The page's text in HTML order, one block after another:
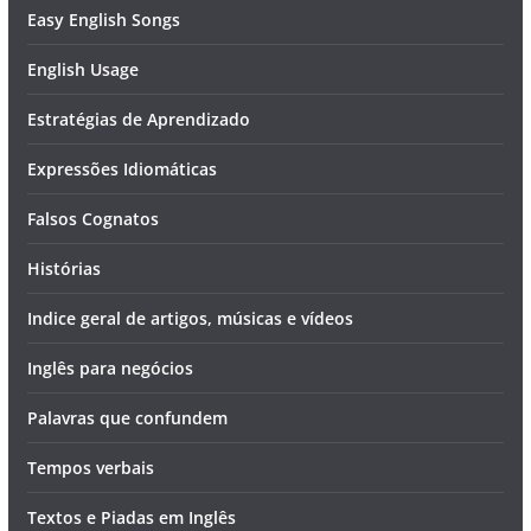
Easy English Songs
English Usage
Estratégias de Aprendizado
Expressões Idiomáticas
Falsos Cognatos
Histórias
Indice geral de artigos, músicas e vídeos
Inglês para negócios
Palavras que confundem
Tempos verbais
Textos e Piadas em Inglês